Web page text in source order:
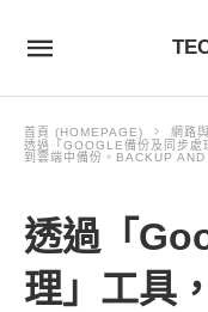
首頁 (HOMEPAGE)
網路
透過「GOOGLE備份及同步處
到雲端中備份。BACKUP
透過「
理」工具